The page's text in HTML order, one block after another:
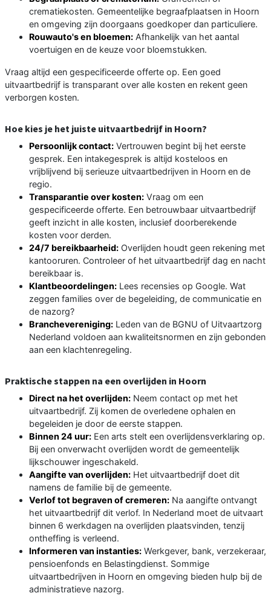
crematiekosten. Gemeentelijke begraafplaatsen in Hoorn
en omgeving zijn doorgaans goedkoper dan particuliere.
Rouwauto's en bloemen: Afhankelijk van het aantal
voertuigen en de keuze voor bloemstukken.
Vraag altijd een gespecificeerde offerte op. Een goed
uitvaartbedrijf is transparant over alle kosten en rekent geen
verborgen kosten.
Hoe kies je het juiste uitvaartbedrijf in Hoorn?
Persoonlijk contact: Vertrouwen begint bij het eerste
gesprek. Een intakegesprek is altijd kosteloos en
vrijblijvend bij serieuze uitvaartbedrijven in Hoorn en de
regio.
Transparantie over kosten: Vraag om een
gespecificeerde offerte. Een betrouwbaar uitvaartbedrijf
geeft inzicht in alle kosten, inclusief doorberekende
kosten voor derden.
24/7 bereikbaarheid: Overlijden houdt geen rekening met
kantooruren. Controleer of het uitvaartbedrijf dag en nacht
bereikbaar is.
Klantbeoordelingen: Lees recensies op Google. Wat
zeggen families over de begeleiding, de communicatie en
de nazorg?
Branchevereniging: Leden van de BGNU of Uitvaartzorg
Nederland voldoen aan kwaliteitsnormen en zijn gebonden
aan een klachtenregeling.
Praktische stappen na een overlijden in Hoorn
Direct na het overlijden: Neem contact op met het
uitvaartbedrijf. Zij komen de overledene ophalen en
begeleiden je door de eerste stappen.
Binnen 24 uur: Een arts stelt een overlijdensverklaring op.
Bij een onverwacht overlijden wordt de gemeentelijk
lijkschouwer ingeschakeld.
Aangifte van overlijden: Het uitvaartbedrijf doet dit
namens de familie bij de gemeente.
Verlof tot begraven of cremeren: Na aangifte ontvangt
het uitvaartbedrijf dit verlof. In Nederland moet de uitvaart
binnen 6 werkdagen na overlijden plaatsvinden, tenzij
ontheffing is verleend.
Informeren van instanties: Werkgever, bank, verzekeraar,
pensioenfonds en Belastingdienst. Sommige
uitvaartbedrijven in Hoorn en omgeving bieden hulp bij de
administratieve nazorg.